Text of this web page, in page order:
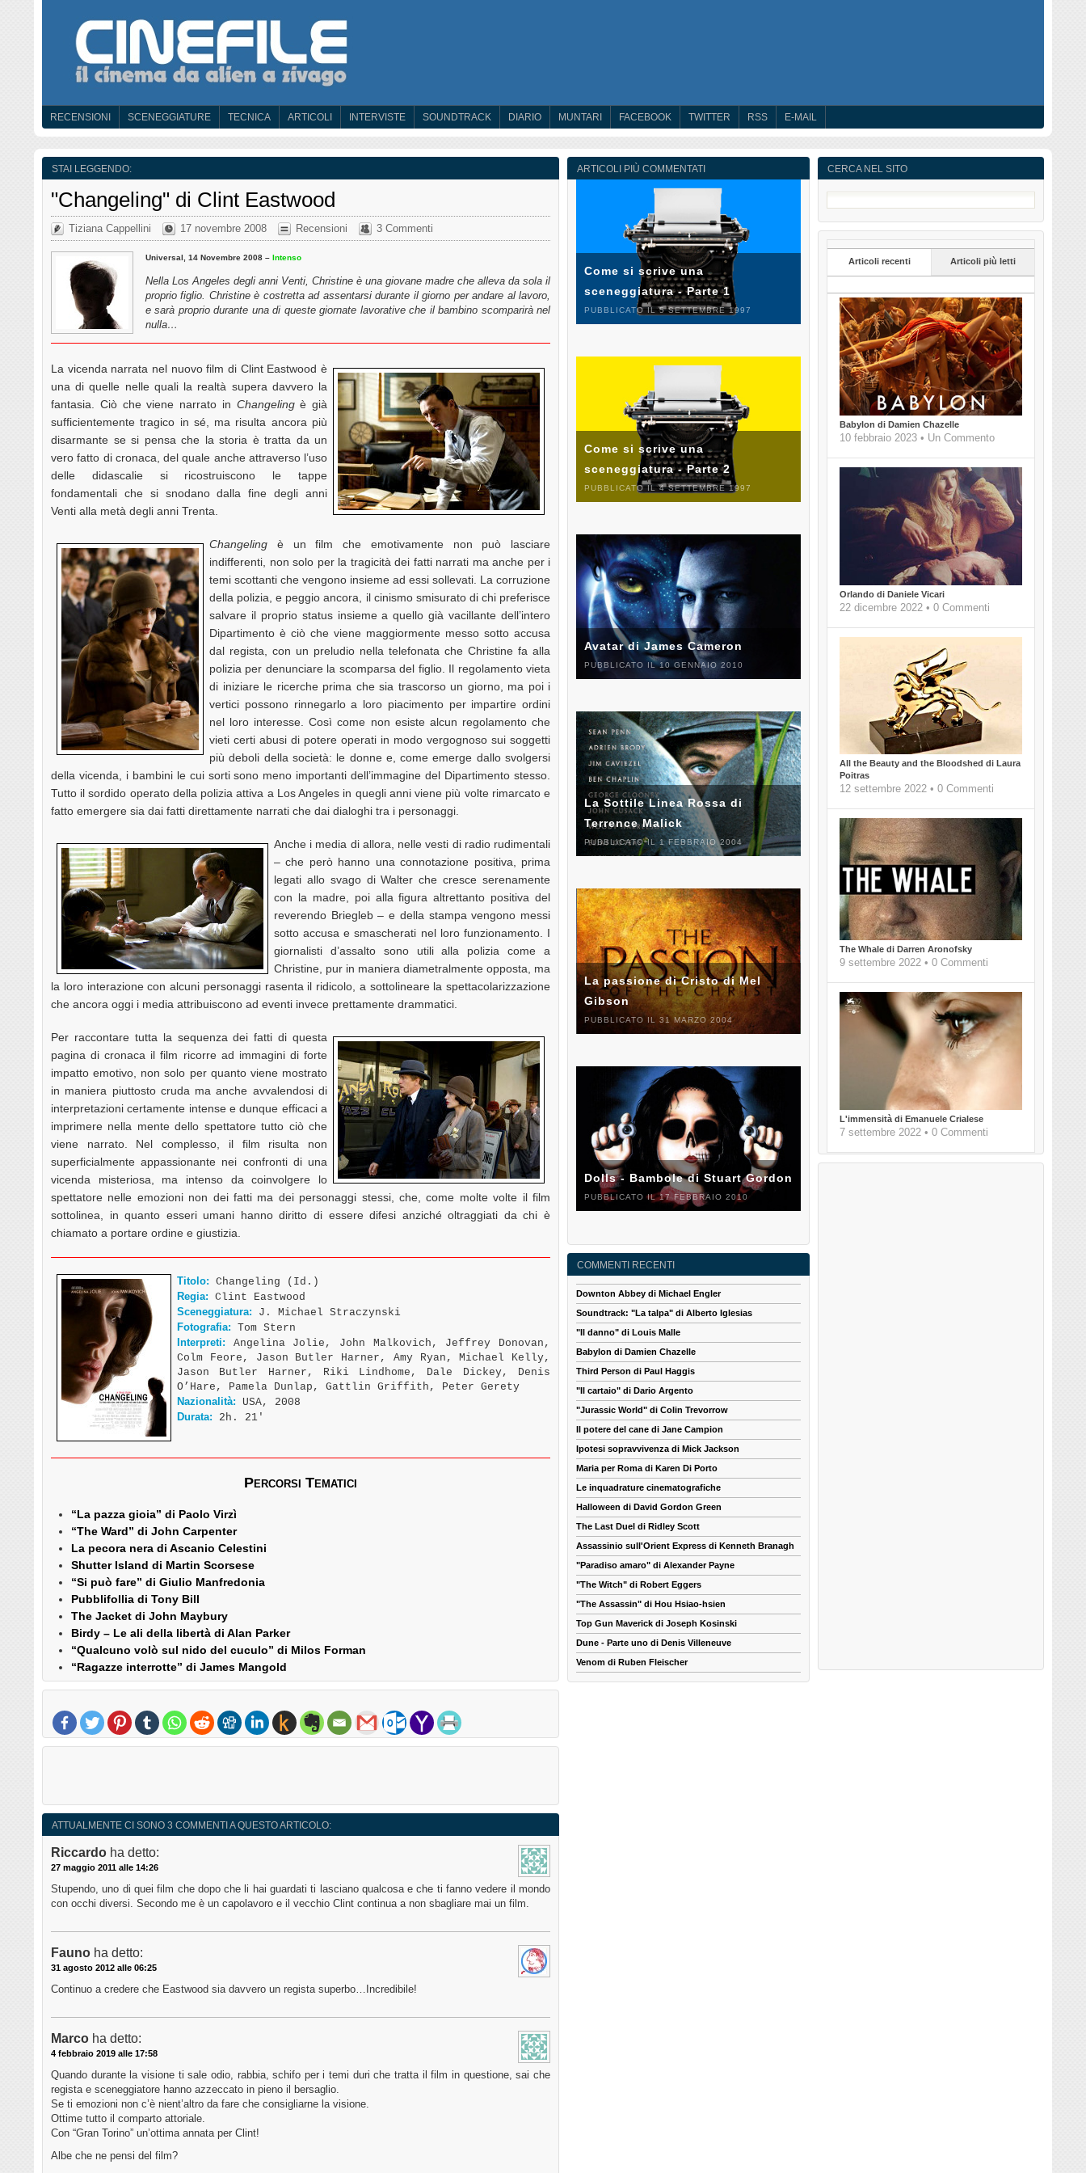
RECENSIONI SCENEGGIATURE TECNICA ARTICOLI INTERVISTE SOUNDTRACK DIARIO MUNTARI FACEBOOK TWITTER RSS E-MAIL
STAI LEGGENDO:
"Changeling" di Clint Eastwood
Tiziana Cappellini 17 novembre 2008 Recensioni 3 Commenti
Universal, 14 Novembre 2008 – Intenso
Nella Los Angeles degli anni Venti, Christine è una giovane madre che alleva da sola il
proprio figlio. Christine è costretta ad assentarsi durante il giorno per andare al lavoro,
e sarà proprio durante una di queste giornate lavorative che il bambino scomparirà nel
nulla…
La vicenda narrata nel nuovo film di Clint Eastwood è
una di quelle nelle quali la realtà supera davvero la
fantasia. Ciò che viene narrato in Changelingè già
sufficientemente tragico in sé, ma risulta ancora più
disarmante se si pensa che la storia è tratta da un
vero fatto di cronaca, del quale anche attraverso l’uso
delle didascalie si ricostruiscono le tappe
fondamentali che si snodano dalla fine degli anni
Venti alla metà degli anni Trenta.
Changeling è un film che emotivamente non può lasciare
indifferenti, non solo per la tragicità dei fatti narrati ma anche per i
temi scottanti che vengono insieme ad essi sollevati. La corruzione
della polizia, e peggio ancora, il cinismo smisurato di chi preferisce
salvare il proprio status insieme a quello già vacillante dell’intero
Dipartimento è ciò che viene maggiormente messo sotto accusa
dal regista, con un preludio nella telefonata che Christine fa alla
polizia per denunciare la scomparsa del figlio. Il regolamento vieta
di iniziare le ricerche prima che sia trascorso un giorno, ma poi i
vertici possono rinnegarlo a loro piacimento per impartire ordini
nel loro interesse. Così come non esiste alcun regolamento che
vieti certi abusi di potere operati in modo vergognoso sui soggetti
più deboli della società: le donne e, come emerge dallo svolgersi
della vicenda, i bambini le cui sorti sono meno importanti dell’immagine del Dipartimento stesso.
Tutto il sordido operato della polizia attiva a Los Angeles in quegli anni viene più volte rimarcato e
fatto emergere sia dai fatti direttamente narrati che dai dialoghi tra i personaggi.
Anche i media di allora, nelle vesti di radio rudimentali
– che però hanno una connotazione positiva, prima
legati allo svago di Walter che cresce serenamente
con la madre, poi alla figura altrettanto positiva del
reverendo Briegleb – e della stampa vengono messi
sotto accusa e smascherati nel loro funzionamento. I
giornalisti d’assalto sono utili alla polizia come a
Christine, pur in maniera diametralmente opposta, ma
la loro interazione con alcuni personaggi rasenta il ridicolo, a sottolineare la spettacolarizzazione
che ancora oggi i media attribuiscono ad eventi invece prettamente drammatici.
Per raccontare tutta la sequenza dei fatti di questa
pagina di cronaca il film ricorre ad immagini di forte
impatto emotivo, non solo per quanto viene mostrato
in maniera piuttosto cruda ma anche avvalendosi di
interpretazioni certamente intense e dunque efficaci a
imprimere nella mente dello spettatore tutto ciò che
viene narrato. Nel complesso, il film risulta non
superficialmente appassionante nei confronti di una
vicenda misteriosa, ma intenso da coinvolgere lo
spettatore nelle emozioni non dei fatti ma dei personaggi stessi, che, come molte volte il film
sottolinea, in quanto esseri umani hanno diritto di essere difesi anziché oltraggiati da chi è
chiamato a portare ordine e giustizia.
Titolo: Changeling (Id.)
Regia: Clint Eastwood
Sceneggiatura: J. Michael Straczynski
Fotografia: Tom Stern
Interpreti: Angelina Jolie, John Malkovich, Jeffrey Donovan,
Colm Feore, Jason Butler Harner, Amy Ryan, Michael Kelly,
Jason Butler Harner, Riki Lindhome, Dale Dickey, Denis
O’Hare, Pamela Dunlap, Gattlin Griffith, Peter Gerety
Nazionalità: USA, 2008
Durata: 2h. 21′
Percorsi Tematici
“La pazza gioia” di Paolo Virzì
“The Ward” di John Carpenter
La pecora nera di Ascanio Celestini
Shutter Island di Martin Scorsese
“Si può fare” di Giulio Manfredonia
Pubblifollia di Tony Bill
The Jacket di John Maybury
Birdy – Le ali della libertà di Alan Parker
“Qualcuno volò sul nido del cuculo” di Milos Forman
“Ragazze interrotte” di James Mangold
ATTUALMENTE CI SONO 3 COMMENTI A QUESTO ARTICOLO:
Riccardo ha detto:
27 maggio 2011 alle 14:26
Stupendo, uno di quei film che dopo che li hai guardati ti lasciano qualcosa e che ti fanno vedere il mondo
con occhi diversi. Secondo me è un capolavoro e il vecchio Clint continua a non sbagliare mai un film.
Fauno ha detto:
31 agosto 2012 alle 06:25
Continuo a credere che Eastwood sia davvero un regista superbo…Incredibile!
Marco ha detto:
4 febbraio 2019 alle 17:58
Quando durante la visione ti sale odio, rabbia, schifo per i temi duri che tratta il film in questione, sai che
regista e sceneggiatore hanno azzeccato in pieno il bersaglio.
Se ti emozioni non c’è nient’altro da fare che consigliarne la visione.
Ottime tutto il comparto attoriale.
Con “Gran Torino” un’ottima annata per Clint!
Albe che ne pensi del film?
CERCA NEL SITO
Articoli recenti Articoli più letti
Babylon di Damien Chazelle
10 febbraio 2023 • Un Commento
Orlando di Daniele Vicari
22 dicembre 2022 • 0 Commenti
All the Beauty and the Bloodshed di Laura
Poitras
12 settembre 2022 • 0 Commenti
The Whale di Darren Aronofsky
9 settembre 2022 • 0 Commenti
L'immensità di Emanuele Crialese
7 settembre 2022 • 0 Commenti
ARTICOLI PIÙ COMMENTATI
Come si scrive una
sceneggiatura - Parte 1
PUBBLICATO IL 5 SETTEMBRE 1997
Come si scrive una
sceneggiatura - Parte 2
PUBBLICATO IL 4 SETTEMBRE 1997
Avatar di James Cameron
PUBBLICATO IL 10 GENNAIO 2010
La Sottile Linea Rossa di
Terrence Malick
PUBBLICATO IL 1 FEBBRAIO 2004
La passione di Cristo di Mel
Gibson
PUBBLICATO IL 31 MARZO 2004
Dolls - Bambole di Stuart Gordon
PUBBLICATO IL 17 FEBBRAIO 2010
COMMENTI RECENTI
Downton Abbey di Michael Engler
Soundtrack: "La talpa" di Alberto Iglesias
"Il danno" di Louis Malle
Babylon di Damien Chazelle
Third Person di Paul Haggis
"Il cartaio" di Dario Argento
"Jurassic World" di Colin Trevorrow
Il potere del cane di Jane Campion
Ipotesi sopravvivenza di Mick Jackson
Maria per Roma di Karen Di Porto
Le inquadrature cinematografiche
Halloween di David Gordon Green
The Last Duel di Ridley Scott
Assassinio sull'Orient Express di Kenneth Branagh
"Paradiso amaro" di Alexander Payne
"The Witch" di Robert Eggers
"The Assassin" di Hou Hsiao-hsien
Top Gun Maverick di Joseph Kosinski
Dune - Parte uno di Denis Villeneuve
Venom di Ruben Fleischer